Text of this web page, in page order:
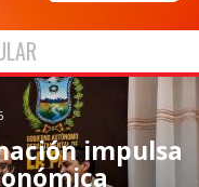
impulsa